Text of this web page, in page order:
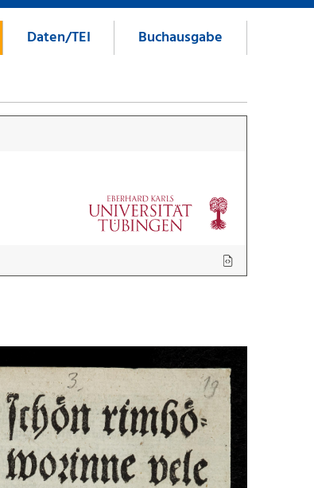
Daten/TEI Buchausgabe